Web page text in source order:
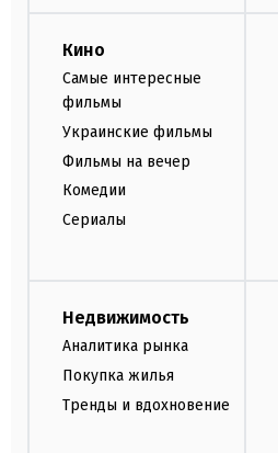
Кино
Самые интересные
фильмы
Украинские фильмы
Фильмы на вечер
Комедии
Сериалы
Недвижимость
Аналитика рынка
Покупка жилья
Тренды и вдохновение